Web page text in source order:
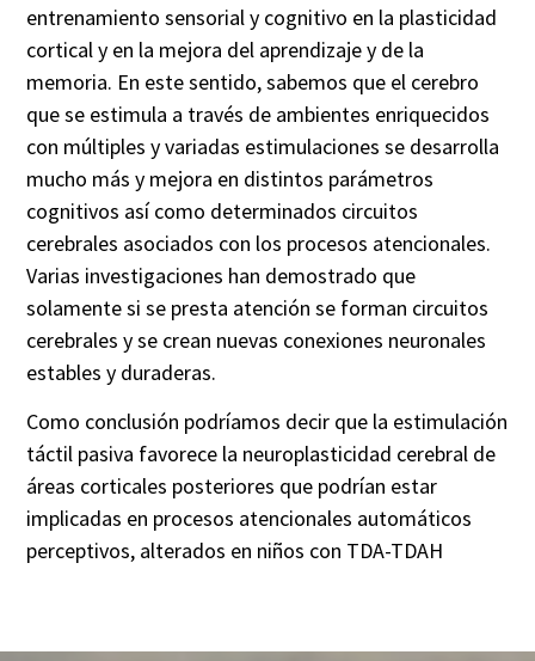
entrenamiento sensorial y cognitivo en la plasticidad
cortical y en la mejora del aprendizaje y de la
memoria. En este sentido, sabemos que el cerebro
que se estimula a través de ambientes enriquecidos
con múltiples y variadas estimulaciones se desarrolla
mucho más y mejora en distintos parámetros
cognitivos así como determinados circuitos
cerebrales asociados con los procesos atencionales.
Varias investigaciones han demostrado que
solamente si se presta atención se forman circuitos
cerebrales y se crean nuevas conexiones neuronales
estables y duraderas.
Como conclusión podríamos decir que la estimulación
táctil pasiva favorece la neuroplasticidad cerebral de
áreas corticales posteriores que podrían estar
implicadas en procesos atencionales automáticos
perceptivos, alterados en niños con TDA-TDAH